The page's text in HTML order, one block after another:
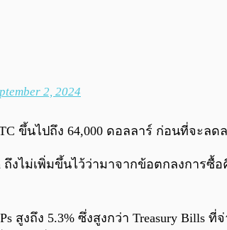
2, 2024
ขึ้นไปถึง 64,000 ดอลลาร์ ก่อนที่จะลด
งไม่เพิ่มขึ้นไว้ว่ามาจากข้อตกลงการซื้อ
สูงถึง 5.3% ซึ่งสูงกว่า Treasury Bills